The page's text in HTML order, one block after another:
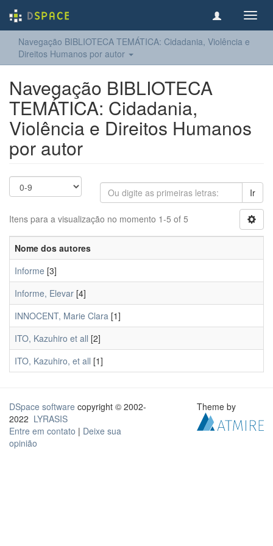
Navegação BIBLIOTECA TEMÁTICA: Cidadania, Violência e
Direitos Humanos por autor
Navegação BIBLIOTECA
TEMÁTICA: Cidadania,
Violência e Direitos Humanos
por autor
Ir
Itens para a visualização no momento 1-5 of 5
Nome dos autores
Informe [3]
Informe, Elevar [4]
INNOCENT, Marie Clara [1]
ITO, Kazuhiro et all [2]
ITO, Kazuhiro, et all [1]
DSpace software copyright © 2002-
2022 LYRASIS
Entre em contato | Deixe sua
opinião
Theme by